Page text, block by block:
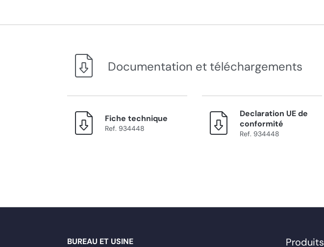
Documentation et téléchargements
Fiche technique
Ref. 934448
Declaration UE de
conformité
Ref. 934448
BUREAU ET USINE
Produits